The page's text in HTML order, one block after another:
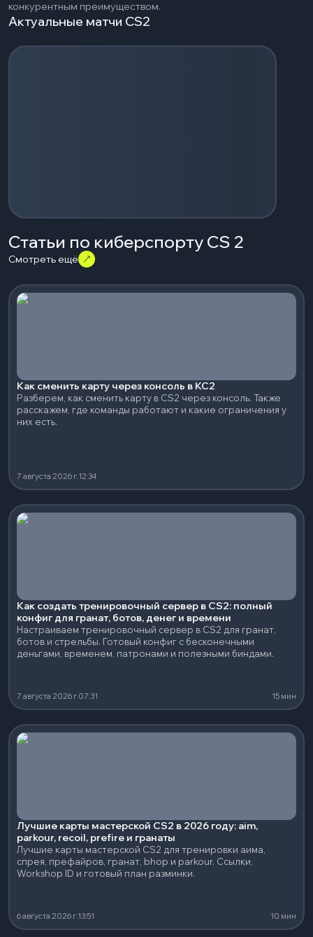
конкурентным преимуществом.
Актуальные матчи CS2
Загрузка событий...
Статьи по киберспорту CS 2
Смотреть ещё
Как сменить карту через консоль в КС2
Разберем, как сменить карту в CS2 через консоль. Также
расскажем, где команды работают и какие ограничения у
них есть.
7 августа 2026 г.12:34
Как создать тренировочный сервер в CS2: полный
конфиг для гранат, ботов, денег и времени
Настраиваем тренировочный сервер в CS2 для гранат,
ботов и стрельбы. Готовый конфиг с бесконечными
деньгами, временем, патронами и полезными биндами.
7 августа 2026 г.07:31 15 мин
Лучшие карты мастерской CS2 в 2026 году: aim,
parkour, recoil, prefire и гранаты
Лучшие карты мастерской CS2 для тренировки аима,
спрея, префайров, гранат, bhop и parkour. Ссылки,
Workshop ID и готовый план разминки.
6 августа 2026 г.13:51 10 мин